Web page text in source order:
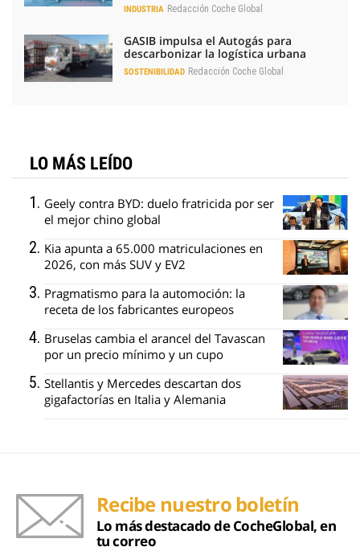
INDUSTRIA Redacción Coche Global
GASIB impulsa el Autogás para
descarbonizar la logística urbana
SOSTENIBILIDAD Redacción Coche Global
LO MÁS LEÍDO
Geely contra BYD: duelo fratricida por ser
el mejor chino global
Kia apunta a 65.000 matriculaciones en
2026, con más SUV y EV2
Pragmatismo para la automoción: la
receta de los fabricantes europeos
Bruselas cambia el arancel del Tavascan
por un precio mínimo y un cupo
Stellantis y Mercedes descartan dos
gigafactorías en Italia y Alemania
Recibe nuestro boletín
Lo más destacado de CocheGlobal, en
tu correo